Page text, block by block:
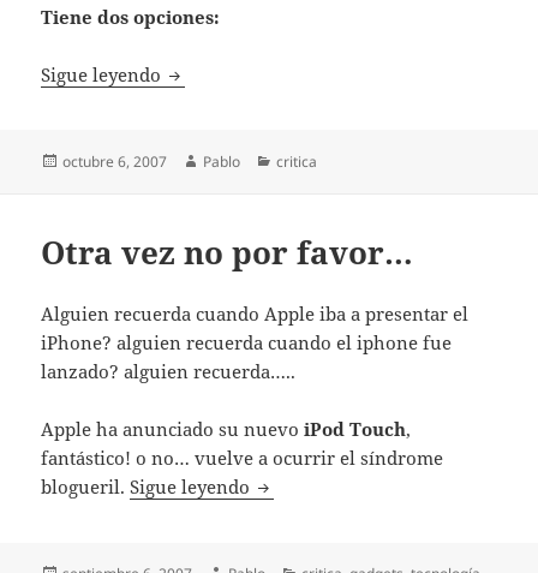
Tiene dos opciones:
Sigue leyendo Reparar el ordenador es fácil, y que te
Publicado
octubre 6, 2007 Autor
Pablo Categorías
critica
Otra vez no por favor…
Alguien recuerda cuando Apple iba a presentar el
iPhone? alguien recuerda cuando el iphone fue
lanzado? alguien recuerda…..
Apple ha anunciado su nuevoiPod Touch,
fantástico! o no… vuelve a ocurrir el síndrome
blogueril.Sigue leyendo Otra vez no por favor…